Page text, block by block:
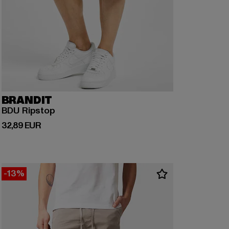
BRANDIT
BDU Ripstop
32,89 EUR
Derzeitiger Preis: 32,89 EUR
-13%